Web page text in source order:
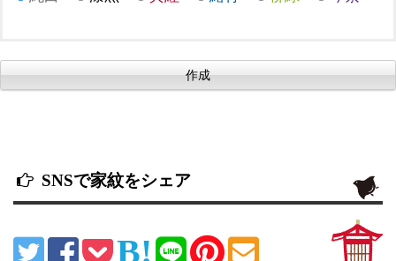
SNSで家紋をシェア